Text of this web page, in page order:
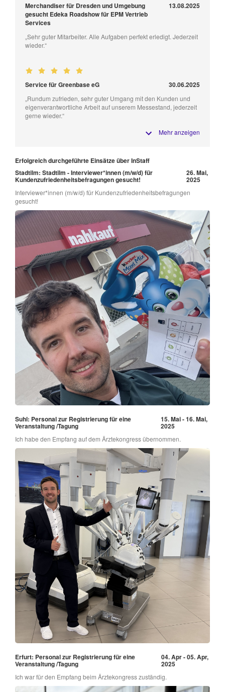
Merchandiser für Dresden und Umgebung
gesucht Edeka Roadshow für EPM Vertrieb
Services
13.08.2025
„Sehr guter Mitarbeiter. Alle Aufgaben perfekt erledigt. Jederzeit
wieder.“
Service für Greenbase eG 30.06.2025
„Rundum zufrieden, sehr guter Umgang mit den Kunden und
eigenverantwortliche Arbeit auf unserem Messestand, jederzeit
gerne wieder.“
Mehr anzeigen
Erfolgreich durchgeführte Einsätze über InStaff
Stadtilm: Stadtilm - Interviewer*innen (m/w/d) für
Kundenzufriedenheitsbefragungen gesucht!
26. Mai,
2025
Interviewer*innen (m/w/d) für Kundenzufriedenheitsbefragungen
gesucht!
Suhl: Personal zur Registrierung für eine
Veranstaltung /Tagung
15. Mai - 16. Mai,
2025
Ich habe den Empfang auf dem Ärztekongress übernommen.
Erfurt: Personal zur Registrierung für eine
Veranstaltung /Tagung
04. Apr - 05. Apr,
2025
Ich war für den Empfang beim Ärztekongress zuständig.